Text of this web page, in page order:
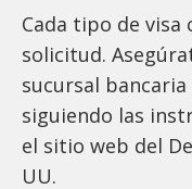
Cada tipo de visa
solicitud.
sucursal
siguiendo las
el sitio web del
UU.